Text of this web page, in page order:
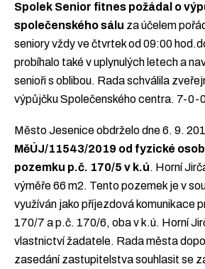
Spolek Senior fitnes požádal o
společenského sálu za účelem
seniory vždy ve čtvrtek od 09:00
probíhalo také v uplynulých letech a
senioři s oblibou. Rada schválila
výpůjčku Společenského centra. 7-0-
Město Jesenice obdrželo dne 6. 9.
MěÚJ/11543/2019 od fyzické
pozemku p.č. 170/5 v k.ú. Horní
výměře 66 m2. Tento pozemek je v
využíván jako příjezdová komunikace
170/7 a p.č. 170/6, oba v k.ú. Horní
vlastnictví žadatele. Rada města
zasedání zastupitelstva souhlasit se